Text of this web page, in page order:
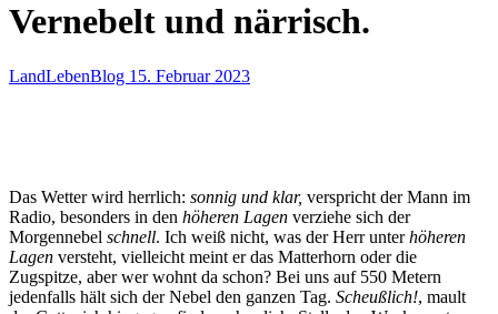
Vernebelt und närrisch.
LandLebenBlog 15. Februar 2023
Das Wetter wird herrlich: sonnig und klar, verspricht der Mann im
Radio, besonders in den höheren Lagen verziehe sich der
Morgennebel schnell. Ich weiß nicht, was der Herr unterhöheren
Lagen versteht, vielleicht meint er das Matterhorn oder die
Zugspitze, aber wer wohnt da schon? Bei uns auf 550 Metern
jedenfalls hält sich der Nebel den ganzen Tag. Scheußlich!, mault